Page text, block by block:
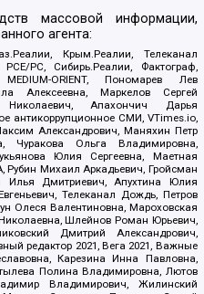
массовой информации,
агента:
Крым.Реалии, Телеканал
PC, Сибирь.Реалии, Фактограф,
ORIENT, Пономарев Лев
Алексеевна, Маркелов Сергей
Апахончич Дарья
антикоррупционное СМИ, VTimes.io,
Александрович, Маняхин Петр
Чуракова Ольга Владимировна,
Юлия Сергеевна, Маетная
Рубин Михаил Аркадьевич, Гройсман
Илья Дмитриевич, Апухтина Юлия
Телеканал Дождь, Петров
Олеся Валентиновна, Мароховская
Шлейнов Роман Юрьевич,
Дмитрий Александрович,
редактор 2021, Вега 2021, Важные
Карезина Инна Павловна,
Полина Владимировна, Лютов
Владимирович, Жилинский